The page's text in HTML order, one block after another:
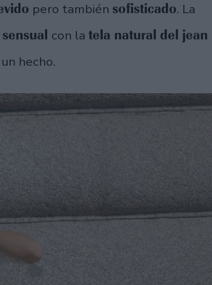
pero también sofisticado. La
sensual con la tela natural del jean
hecho.